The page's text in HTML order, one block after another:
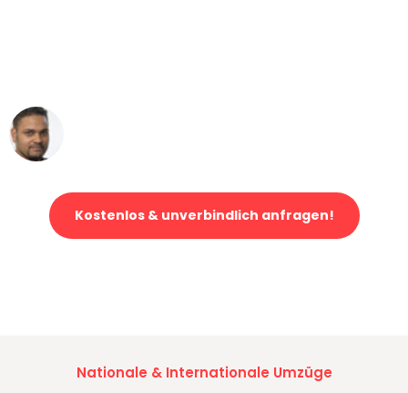
Kostenlos & unverbindlich anfragen!
Nationale & Internationale Umzüge